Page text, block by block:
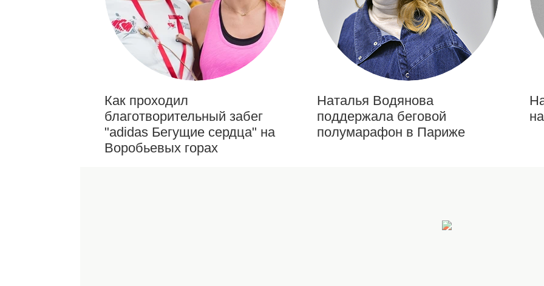
Как проходил
благотворительный забег
"adidas Бегущие сердца" на
Воробьевых горах
Наталья Водянова
поддержала беговой
полумарафон в Париже